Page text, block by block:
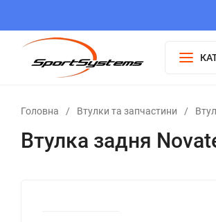
Головна / Втулки та запчастини /
Втулка задня